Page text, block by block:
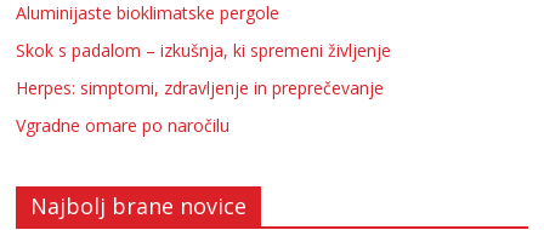
Aluminijaste bioklimatske pergole
Skok s padalom – izkušnja, ki spremeni življenje
Herpes: simptomi, zdravljenje in preprečevanje
Vgradne omare po naročilu
Najbolj brane novice